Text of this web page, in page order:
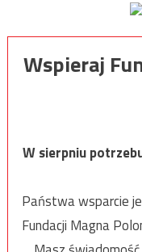
Wspieraj
W sierpniu
Państwa wsparcie
Fundacji Magna